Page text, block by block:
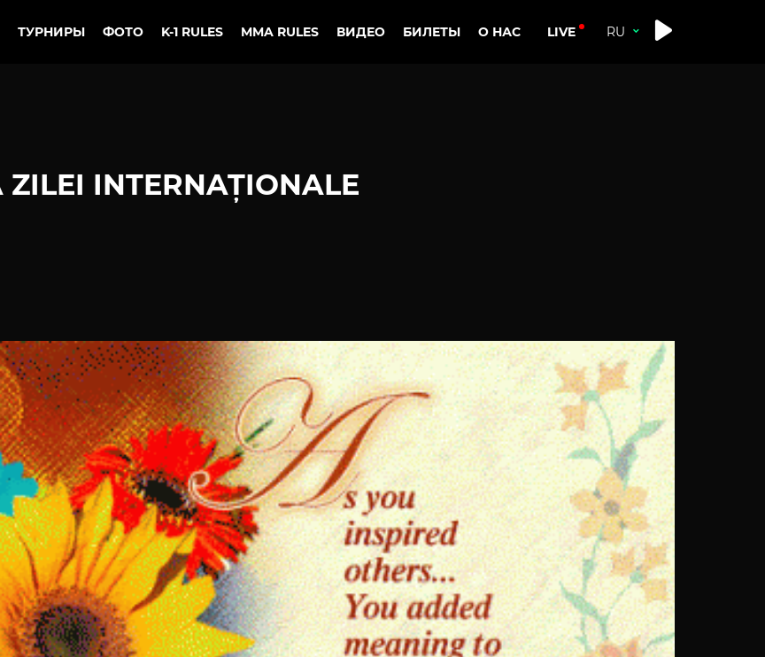
ТУРНИРЫ ФОТО K-1 RULES MMA RULES ВИДЕО БИЛЕТЫ О НАС LIVE
INTERNAȚIONALE